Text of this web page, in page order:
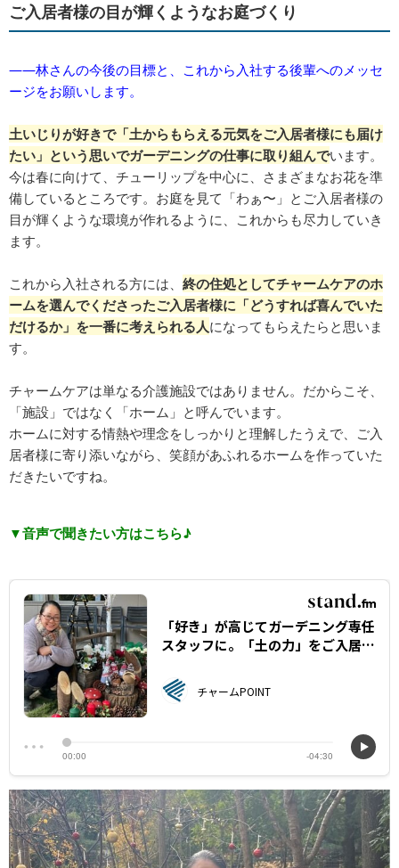
ご入居者様の目が輝くようなお庭づくり
――林さんの今後の目標と、これから入社する後輩へのメッセ
ージをお願いします。
土いじりが好きで「土からもらえる元気をご入居者様にも届け
たい」という思いでガーデニングの仕事に取り組んでいます。
今は春に向けて、チューリップを中心に、さまざまなお花を準
備しているところです。お庭を見て「わぁ〜」とご入居者様の
目が輝くような環境が作れるように、これからも尽力していき
ます。
これから入社される方には、 終の住処としてチャームケアのホ
ームを選んでくださったご入居者様に「どうすれば喜んでいた
だけるか」を一番に考えられる人になってもらえたらと思いま
す。
チャームケアは単なる介護施設ではありません。だからこそ、
「施設」ではなく「ホーム」と呼んでいます。
ホームに対する情熱や理念をしっかりと理解したうえで、ご入
居者様に寄り添いながら、笑顔があふれるホームを作っていた
だきたいですね。
▼音声で聞きたい方はこちら♪